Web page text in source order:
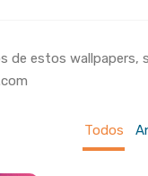
de estos wallpapers,
Todos